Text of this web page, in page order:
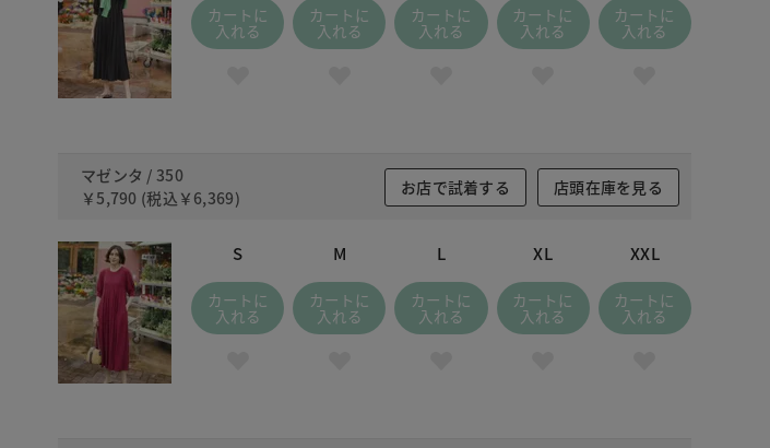
カートに
入れる
カートに
入れる
カートに
入れる
カートに
入れる
カートに
入れる
マゼンタ / 350
￥5,790 (税込 ￥6,369)
お店で試着する 店頭在庫を見る
S
カートに
入れる
M
カートに
入れる
L
カートに
入れる
XL
カートに
入れる
XXL
カートに
入れる